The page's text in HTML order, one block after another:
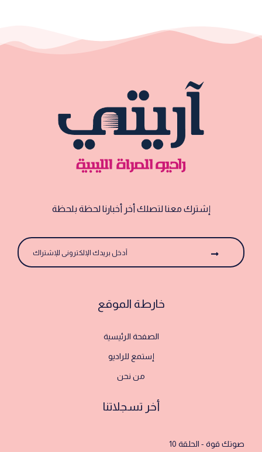
إشترك معنا لتصلك أخر أخبارنا لحظة بلحظة
خارطة الموقع
الصفحة الرئيسية
إستمع للراديو
من نحن
أخر تسجلاتنا
صوتك قوة - الحلقة 10